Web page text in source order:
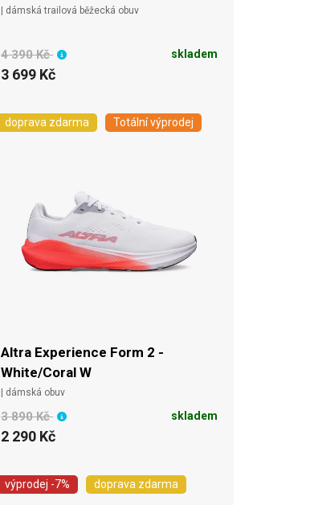
| dámská trailová běžecká obuv
4 390 Kč
3 699 Kč
skladem
doprava zdarma Totální výprodej
Altra Experience Form 2 -
White/Coral W
| dámská obuv
3 890 Kč
2 290 Kč
skladem
výprodej -7% doprava zdarma